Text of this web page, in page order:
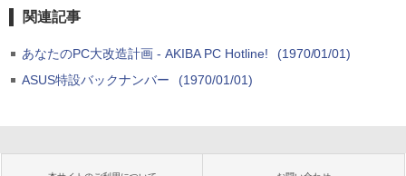
関連記事
あなたのPC大改造計画 - AKIBA PC Hotline!
(1970/01/01)
ASUS特設バックナンバー
(1970/01/01)